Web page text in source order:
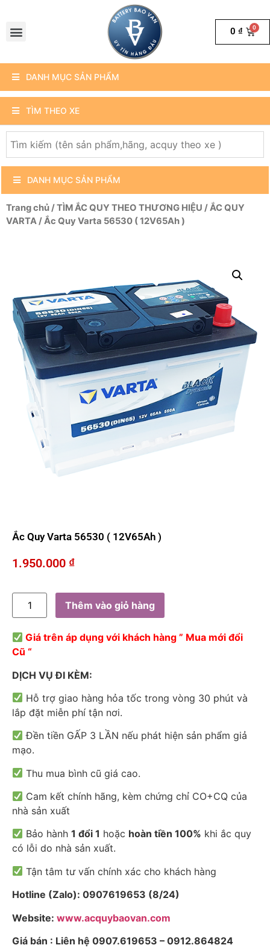
0 ₫
DANH MỤC SẢN PHẨM
TÌM THEO XE
DANH MỤC SẢN PHẨM
Trang chủ/TÌM ẮC QUY THEO THƯƠNG HIỆU /ẮC QUY
VARTA/ Ắc Quy Varta 56530 ( 12V65Ah )
Ắc Quy Varta 56530 ( 12V65Ah )
1.950.000 ₫
Thêm vào giỏ hàng
Giá trên áp dụng với khách hàng ” Mua mới đổi
Cũ “
DỊCH VỤ ĐI KÈM:
Hỗ trợ giao hàng hỏa tốc trong vòng 30 phút và
lắp đặt miễn phí tận nơi.
Đền tiền GẤP 3 LẦN nếu phát hiện sản phẩm giả
mạo.
Thu mua bình cũ giá cao.
Cam kết chính hãng, kèm chứng chỉ CO+CQ của
nhà sản xuất
Bảo hành1 đổi 1 hoặc hoàn tiền 100% khi ắc quy
có lỗi do nhà sản xuất.
Tận tâm tư vấn chính xác cho khách hàng
Hotline (Zalo): 0907619653 (8/24)
Website: www.acquybaovan.com
Giá bán : Liên hệ 0907.619653 – 0912.864824